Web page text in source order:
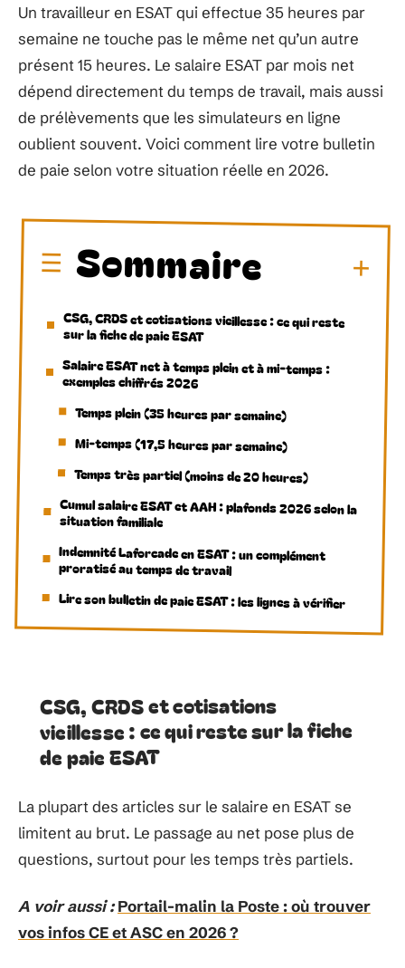
Un travailleur en ESAT qui effectue 35 heures par
semaine ne touche pas le même net qu’un autre
présent 15 heures. Le salaire ESAT par mois net
dépend directement du temps de travail, mais aussi
de prélèvements que les simulateurs en ligne
oublient souvent. Voici comment lire votre bulletin
de paie selon votre situation réelle en 2026.
Sommaire
CSG, CRDS et cotisations vieillesse : ce qui reste
sur la fiche de paie ESAT
Salaire ESAT net à temps plein et à mi-temps :
exemples chiffrés 2026
Temps plein (35 heures par semaine)
Mi-temps (17,5 heures par semaine)
Temps très partiel (moins de 20 heures)
Cumul salaire ESAT et AAH : plafonds 2026 selon la
situation familiale
Indemnité Laforcade en ESAT : un complément
proratisé au temps de travail
Lire son bulletin de paie ESAT : les lignes à vérifier
CSG, CRDS et cotisations
vieillesse : ce qui reste sur la fiche
de paie ESAT
La plupart des articles sur le salaire en ESAT se
limitent au brut. Le passage au net pose plus de
questions, surtout pour les temps très partiels.
A voir aussi : Portail-malin la Poste : où trouver
vos infos CE et ASC en 2026 ?